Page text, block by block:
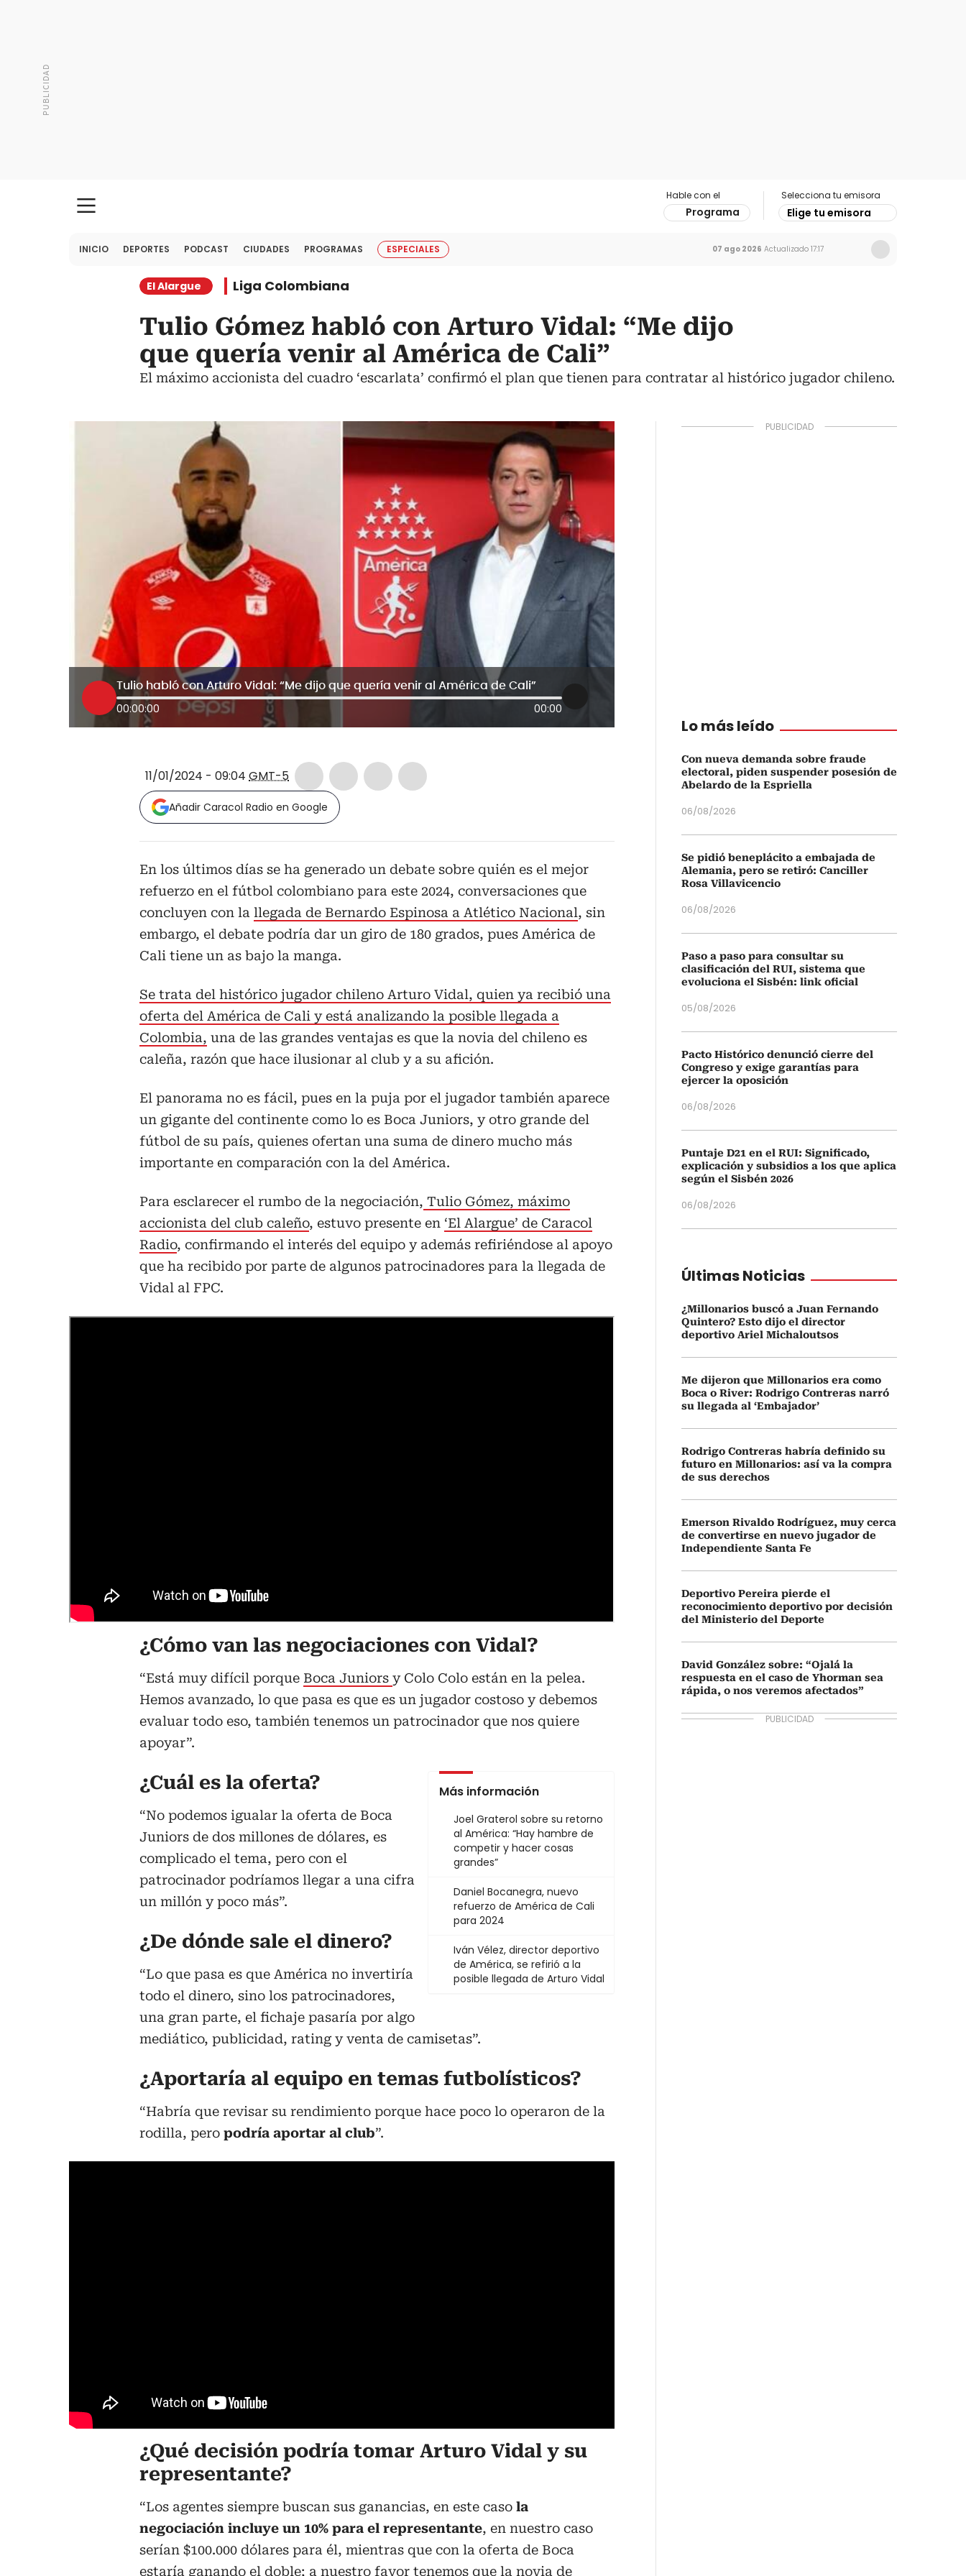
Hable con el
Programa
Selecciona tu emisora
Elige tu emisora
INICIO DEPORTES PODCAST CIUDADES PROGRAMAS ESPECIALES 07 ago 2026 Actualizado 17:17
El Alargue Liga Colombiana
Tulio Gómez habló con Arturo Vidal: “Me dijo
que quería venir al América de Cali”
El máximo accionista del cuadro ‘escarlata’ confirmó el plan que tienen para contratar al histórico jugador chileno.
Tulio habló con Arturo Vidal: “Me dijo que quería venir al América de Cali”
00:00:00 00:00
11/01/2024 - 09:04 GMT-5
Añadir Caracol Radio en Google
En los últimos días se ha generado un debate sobre quién es el mejor
refuerzo en el fútbol colombiano para este 2024, conversaciones que
concluyen con la llegada de Bernardo Espinosa a Atlético Nacional, sin
embargo, el debate podría dar un giro de 180 grados, pues América de
Cali tiene un as bajo la manga.
Se trata del histórico jugador chileno Arturo Vidal, quien ya recibió una
oferta del América de Cali y está analizando la posible llegada a
Colombia, una de las grandes ventajas es que la novia del chileno es
caleña, razón que hace ilusionar al club y a su afición.
El panorama no es fácil, pues en la puja por el jugador también aparece
un gigante del continente como lo es Boca Juniors, y otro grande del
fútbol de su país, quienes ofertan una suma de dinero mucho más
importante en comparación con la del América.
Para esclarecer el rumbo de la negociación, Tulio Gómez, máximo
accionista del club caleño, estuvo presente en ‘El Alargue’ de Caracol
Radio, confirmando el interés del equipo y además refiriéndose al apoyo
que ha recibido por parte de algunos patrocinadores para la llegada de
Vidal al FPC.
¿Cómo van las negociaciones con Vidal?
“Está muy difícil porque Boca Juniors y Colo Colo están en la pelea.
Hemos avanzado, lo que pasa es que es un jugador costoso y debemos
evaluar todo eso, también tenemos un patrocinador que nos quiere
apoyar”.
Más información
Joel Graterol sobre su retorno
al América: “Hay hambre de
competir y hacer cosas
grandes”
Daniel Bocanegra, nuevo
refuerzo de América de Cali
para 2024
Iván Vélez, director deportivo
de América, se refirió a la
posible llegada de Arturo Vidal
¿Cuál es la oferta?
“No podemos igualar la oferta de Boca
Juniors de dos millones de dólares, es
complicado el tema, pero con el
patrocinador podríamos llegar a una cifra
un millón y poco más”.
¿De dónde sale el dinero?
“Lo que pasa es que América no invertiría
todo el dinero, sino los patrocinadores,
una gran parte, el fichaje pasaría por algo
mediático, publicidad, rating y venta de camisetas”.
¿Aportaría al equipo en temas futbolísticos?
“Habría que revisar su rendimiento porque hace poco lo operaron de la
rodilla, pero podría aportar al club”.
¿Qué decisión podría tomar Arturo Vidal y su
representante?
“Los agentes siempre buscan sus ganancias, en este caso la
negociación incluye un 10% para el representante, en nuestro caso
serían $100.000 dólares para él, mientras que con la oferta de Boca
estaría ganando el doble; a nuestro favor tenemos que la novia de
Lo más leído
Con nueva demanda sobre fraude
electoral, piden suspender posesión de
Abelardo de la Espriella
06/08/2026
Se pidió beneplácito a embajada de
Alemania, pero se retiró: Canciller
Rosa Villavicencio
06/08/2026
Paso a paso para consultar su
clasificación del RUI, sistema que
evoluciona el Sisbén: link oficial
05/08/2026
Pacto Histórico denunció cierre del
Congreso y exige garantías para
ejercer la oposición
06/08/2026
Puntaje D21 en el RUI: Significado,
explicación y subsidios a los que aplica
según el Sisbén 2026
06/08/2026
Últimas Noticias
¿Millonarios buscó a Juan Fernando
Quintero? Esto dijo el director
deportivo Ariel Michaloutsos
Me dijeron que Millonarios era como
Boca o River: Rodrigo Contreras narró
su llegada al ‘Embajador’
Rodrigo Contreras habría definido su
futuro en Millonarios: así va la compra
de sus derechos
Emerson Rivaldo Rodríguez, muy cerca
de convertirse en nuevo jugador de
Independiente Santa Fe
Deportivo Pereira pierde el
reconocimiento deportivo por decisión
del Ministerio del Deporte
David González sobre: “Ojalá la
respuesta en el caso de Yhorman sea
rápida, o nos veremos afectados”